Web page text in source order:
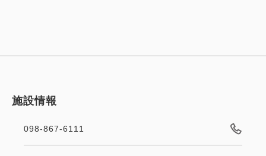
施設情報
098-867-6111